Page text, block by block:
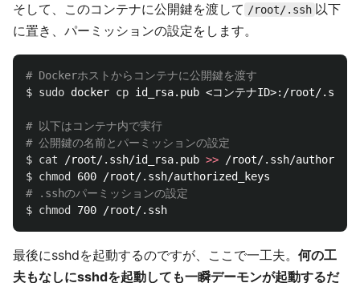
そして、このコンテナに公開鍵を渡して /root/.ssh 以下
に置き、パーミッションの設定をします。
# Dockerホストからコンテナに公開鍵を渡す
$ sudo docker cp id_rsa.pub <コンテナID>:/root/.ssh
# 以下はコンテナ内で実行
# 公開鍵の名前とパーミッションの設定
$ cat /root/.ssh/id_rsa.pub >>
$ chmod
# .sshのパーミッションの設定
$ chmod
最後にsshdを起動するのですが、ここで一工夫。 何の工
夫もなしにsshdを起動しても一瞬デーモンが起動するだ